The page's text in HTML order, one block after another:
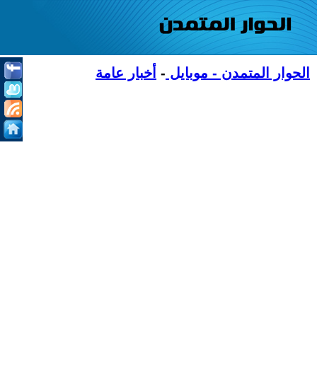
الحوار المتمدن - موبايل - أخبار عامة